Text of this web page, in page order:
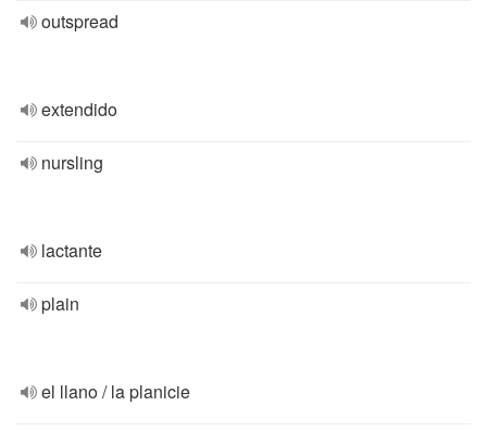
outspread
extendido
nursling
lactante
plain
el llano / la planicie